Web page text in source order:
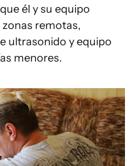
él y su equipo
remotas,
ultrasonido y equipo
menores.